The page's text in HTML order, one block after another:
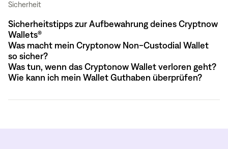
Sicherheit
Sicherheitstipps zur Aufbewahrung deines Cryptnow
Wallets®
Was macht mein Cryptonow Non-Custodial Wallet
so sicher?
Was tun, wenn das Cryptonow Wallet verloren geht?
Wie kann ich mein Wallet Guthaben überprüfen?